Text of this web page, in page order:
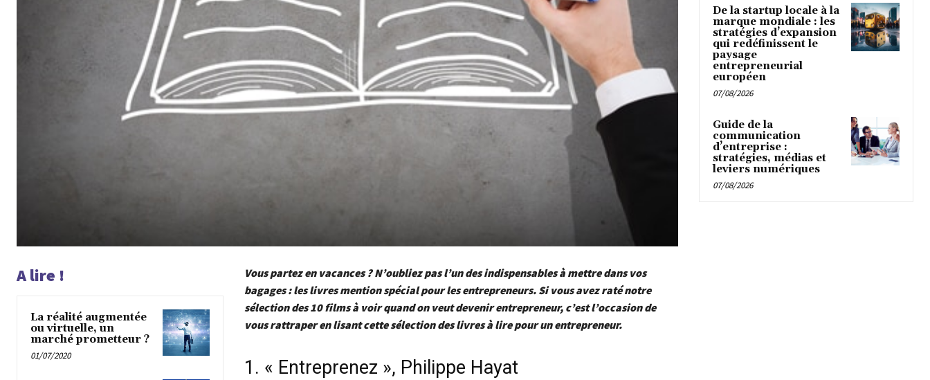
A lire !
La réalité augmentée
ou virtuelle, un
marché prometteur ?
01/07/2020
Vous partez en vacances ? N’oubliez pas l’un des indispensables à mettre dans vos
bagages : les livres mention spécial pour les entrepreneurs. Si vous avez raté notre
sélection des 10 films à voir quand on veut devenir entrepreneur, c’est l’occasion de
vous rattraper en lisant cette sélection des livres à lire pour un entrepreneur.
1. « Entreprenez », Philippe Hayat
De la startup locale à la
marque mondiale : les
stratégies d’expansion
qui redéfinissent le
paysage
entrepreneurial
européen
07/08/2026
Guide de la
communication
d’entreprise :
stratégies, médias et
leviers numériques
07/08/2026